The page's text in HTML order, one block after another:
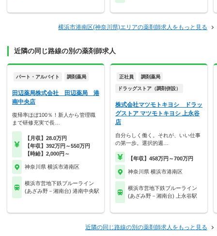
横浜市港南区(神奈川県)エリアの薬剤師求人をもっと見る
近隣の同じ路線の別の薬剤師求人
パート・アルバイト 調剤薬局
田辺薬局株式会社 田辺薬局 港
南中央店
復帰率ほぼ100％！新人から管理職
まで研修充実で長…
【月収】28.0万円
【年収】392万円～550万円
【時給】2,000円～
神奈川県 横浜市港南区
横浜市営地下鉄ブルーライン
(あざみ野－湘南台) 港南中央駅
正社員 調剤薬局
ドラッグストア（調剤併設）
株式会社マツモトキヨシ ドラッ
グストア マツモトキヨシ 上永谷
店
自分らしく働く。それが、いい仕事
の第一歩。選択的週…
【年収】458万円～700万円
神奈川県 横浜市港南区
横浜市営地下鉄ブルーライン
(あざみ野－湘南台) 上永谷駅
近隣の同じ路線の別の薬剤師求人をもっと見る